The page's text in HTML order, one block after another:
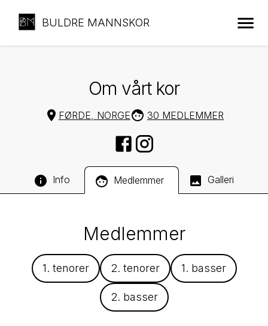
BULDRE MANNSKOR
Om vårt kor
FØRDE, NORGE 30 MEDLEMMER
Info Medlemmer Galleri
Medlemmer
1. tenorer 2. tenorer 1. basser
2. basser